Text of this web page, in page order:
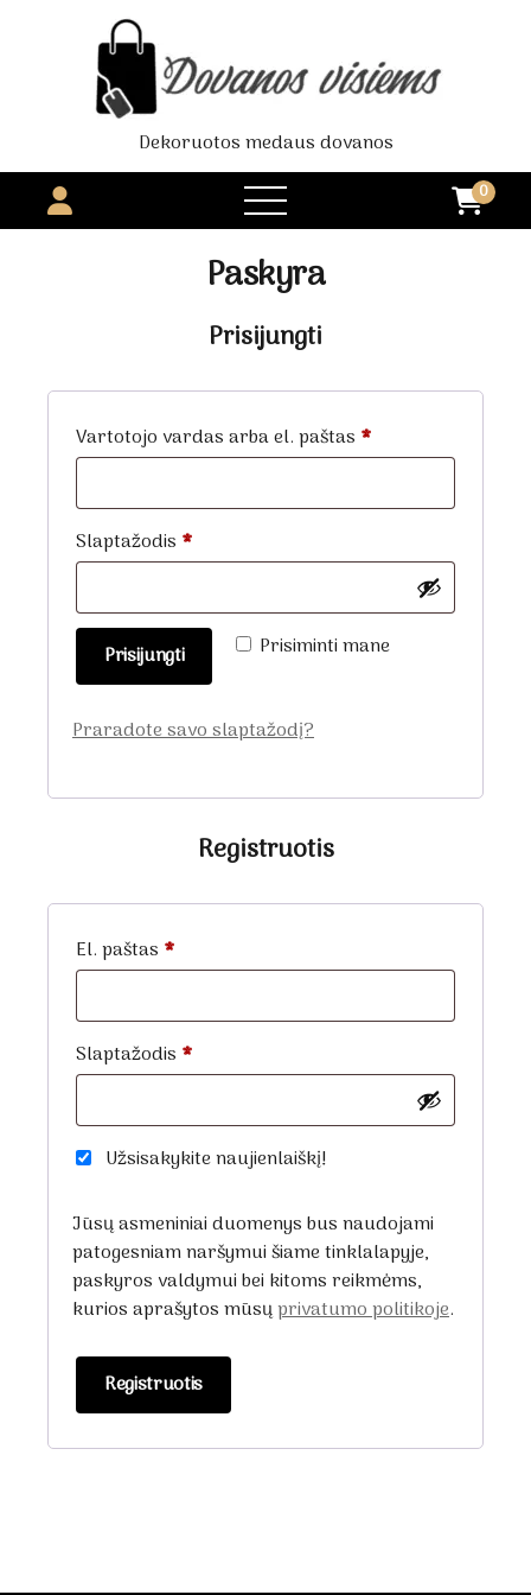
Dekoruotos medaus dovanos
open
menu
0
Paskyra
Prisijungti
Vartotojo vardas arba el. paštas *Privalomas
Slaptažodis *Privalomas
Prisiminti mane
Prisijungti
Praradote savo slaptažodį?
Registruotis
El. paštas *Privalomas
Slaptažodis *Privalomas
Užsisakykite naujienlaiškį!
Jūsų asmeniniai duomenys bus naudojami
patogesniam naršymui šiame tinklalapyje,
paskyros valdymui bei kitoms reikmėms,
kurios aprašytos mūsųprivatumo politikoje.
Registruotis